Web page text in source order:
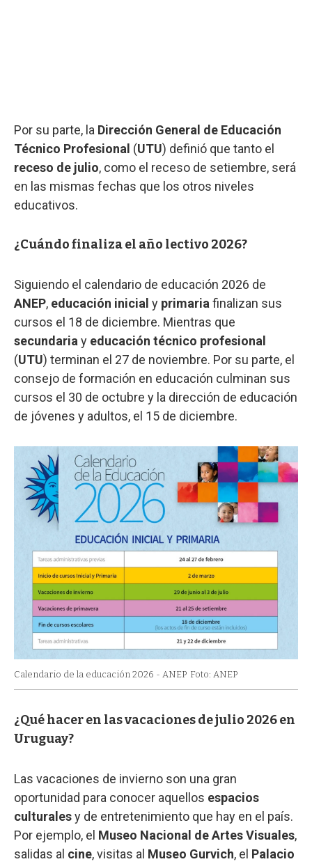
Por su parte, la Dirección General de Educación
Técnico Profesional (UTU) definió que tanto el
receso de julio, como el receso de setiembre, será
en las mismas fechas que los otros niveles
educativos.
¿Cuándo finaliza el año lectivo 2026?
Siguiendo el calendario de educación 2026 de
ANEP, educación inicial y primaria finalizan sus
cursos el 18 de diciembre. Mientras que
secundaria y educación técnico profesional
(UTU) terminan el 27 de noviembre. Por su parte, el
consejo de formación en educación culminan sus
cursos el 30 de octubre y la dirección de educación
de jóvenes y adultos, el 15 de diciembre.
Calendario de la educación 2026 - ANEP Foto: ANEP
¿Qué hacer en las vacaciones de julio 2026 en
Uruguay?
Las vacaciones de invierno son una gran
oportunidad para conocer aquellos espacios
culturalesy de entretenimiento que hay en el país.
Por ejemplo, el Museo Nacional de Artes Visuales,
salidas al cine, visitas al Museo Gurvich, el Palacio